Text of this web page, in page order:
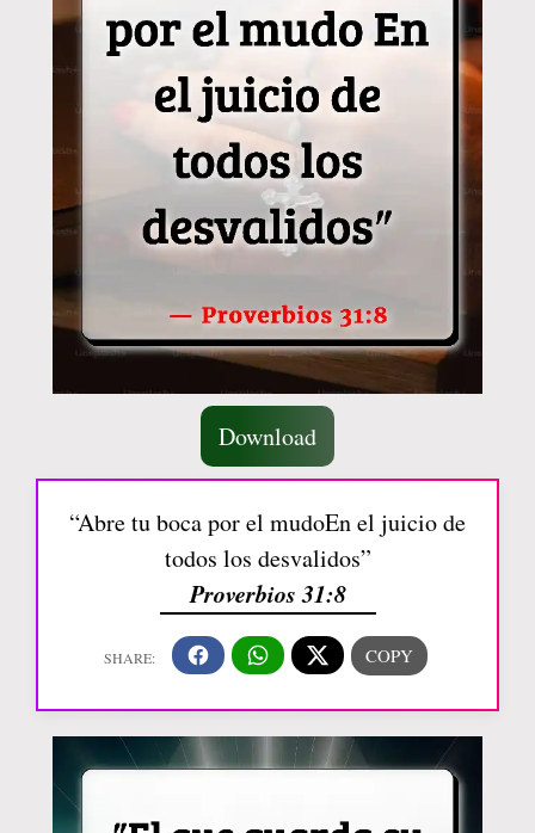
Download
“Abre tu boca por el mudoEn el juicio de
todos los desvalidos”
Proverbios 31:8